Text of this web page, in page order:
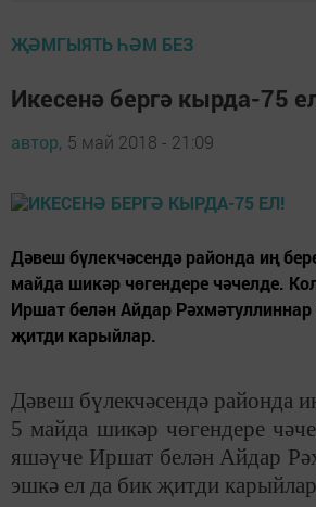
ҖӘМГЫЯТЬ ҺӘМ БЕЗ
Икесенә бергә кырда-75
автор, 5 май 2018 - 21:09
Дәвеш бүлекчәсендә районда иң
майда шикәр чөгендере чәчелде.
Иршат белән Айдар
җитди карыйлар.
Дәвеш бүлекчәсендә районда
5 майда шикәр чөгендере
яшәүче Иршат белән Айдар
эшкә ел да бик җитди